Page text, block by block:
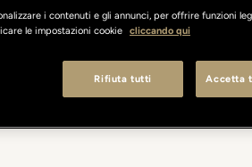
i contenuti e gli annunci, per offrire funzioni
le impostazioni cookie cliccando qui
Rifiuta tutti Accetta